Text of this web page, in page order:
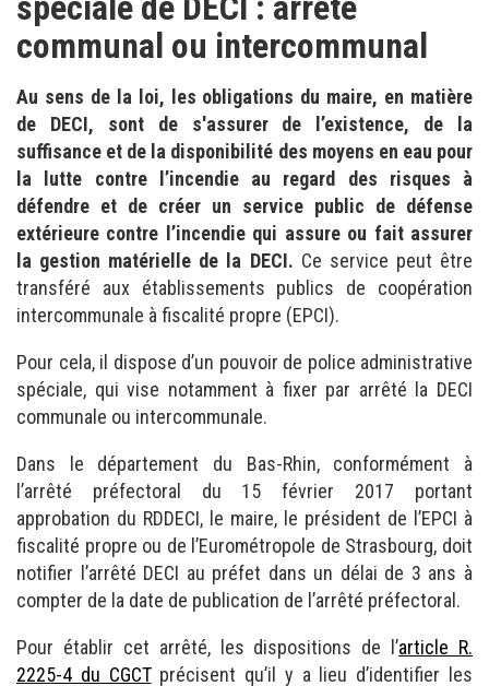
communal ou intercommunal
Au sens de la loi, les obligations du maire, en matière
de DECI, sont de s'assurer de l’existence, de la
suffisance et de la disponibilité des moyens en eau pour
la lutte contre l’incendie au regard des risques à
défendre et de créer un service public de défense
extérieure contre l’incendie qui assure ou fait assurer
la gestion matérielle de la DECI. Ce service peut être
transféré aux établissements publics de coopération
intercommunale à fiscalité propre (EPCI).
Pour cela, il dispose d’un pouvoir de police administrative
spéciale, qui vise notamment à fixer par arrêté la DECI
communale ou intercommunale.
Dans le département du Bas-Rhin, conformément à
l’arrêté préfectoral du 15 février 2017 portant
approbation du RDDECI, le maire, le président de l’EPCI à
fiscalité propre ou de l’Eurométropole de Strasbourg, doit
notifier l’arrêté DECI au préfet dans un délai de 3 ans à
compter de la date de publication de l’arrêté préfectoral.
Pour établir cet arrêté, les dispositions de l’article R.
2225-4 du CGCTprécisent qu’il y a lieu d’identifier les